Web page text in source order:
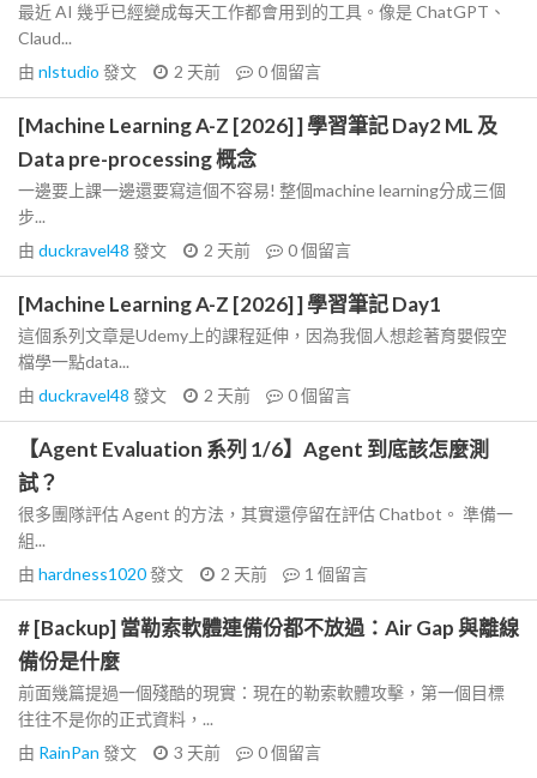
最近 AI 幾乎已經變成每天工作都會用到的工具。像是 ChatGPT、
Claud...
由 nlstudio 發文 2 天前 0個留言
[Machine Learning A-Z [2026] ] 學習筆記 Day2 ML 及
Data pre-processing 概念
一邊要上課一邊還要寫這個不容易! 整個machine learning分成三個
步...
由 duckravel48 發文 2 天前 0個留言
[Machine Learning A-Z [2026] ] 學習筆記 Day1
這個系列文章是Udemy上的課程延伸，因為我個人想趁著育嬰假空
檔學一點data...
由 duckravel48 發文 2 天前 0個留言
【Agent Evaluation 系列 1/6】Agent 到底該怎麼測
試？
很多團隊評估 Agent 的方法，其實還停留在評估 Chatbot。 準備一
組...
由 hardness1020發文 2 天前 1 個留言
# [Backup] 當勒索軟體連備份都不放過：Air Gap 與離線
備份是什麼
前面幾篇提過一個殘酷的現實：現在的勒索軟體攻擊，第一個目標
往往不是你的正式資料，...
由 RainPan 發文 3 天前 0個留言